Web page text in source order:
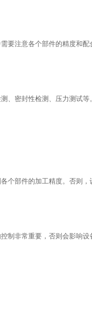
注意各个部件的精度和配
密封性检测、压力测试等
个部件的加工精度。否则
非常重要，否则会影响设